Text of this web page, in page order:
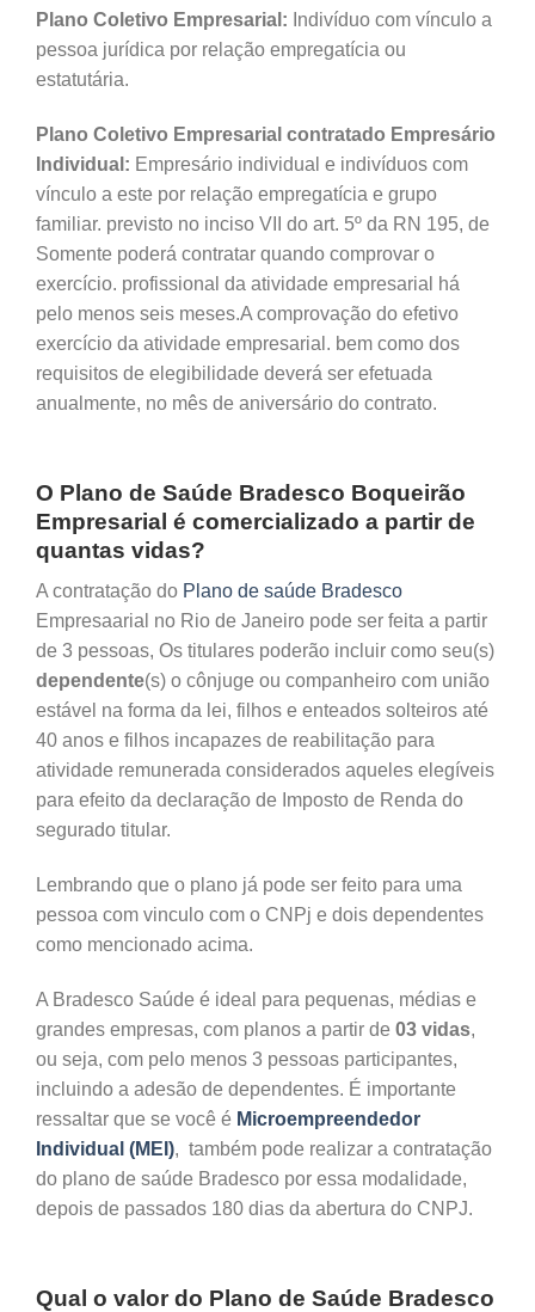
Plano Coletivo Empresarial: Indivíduo com vínculo a
pessoa jurídica por relação empregatícia ou
estatutária.
Plano Coletivo Empresarial contratado Empresário
Individual: Empresário individual e indivíduos com
vínculo a este por relação empregatícia e grupo
familiar. previsto no inciso VII do art. 5º da RN 195, de
Somente poderá contratar quando comprovar o
exercício. profissional da atividade empresarial há
pelo menos seis meses.A comprovação do efetivo
exercício da atividade empresarial. bem como dos
requisitos de elegibilidade deverá ser efetuada
anualmente, no mês de aniversário do contrato.
O Plano de Saúde Bradesco Boqueirão
Empresarial é comercializado a partir de
quantas vidas?
A contratação do Plano de saúde Bradesco
Empresaarial no Rio de Janeiro pode ser feita a partir
de 3 pessoas, Os titulares poderão incluir como seu(s)
dependente(s) o cônjuge ou companheiro com união
estável na forma da lei, filhos e enteados solteiros até
40 anos e filhos incapazes de reabilitação para
atividade remunerada considerados aqueles elegíveis
para efeito da declaração de Imposto de Renda do
segurado titular.
Lembrando que o plano já pode ser feito para uma
pessoa com vinculo com o CNPj e dois dependentes
como mencionado acima.
A Bradesco Saúde é ideal para pequenas, médias e
grandes empresas, com planos a partir de 03 vidas,
ou seja, com pelo menos 3 pessoas participantes,
incluindo a adesão de dependentes. É importante
ressaltar que se você é Microempreendedor
Individual (MEI), também pode realizar a contratação
do plano de saúde Bradesco por essa modalidade,
depois de passados 180 dias da abertura do CNPJ.
Qual o valor do Plano de Saúde Bradesco